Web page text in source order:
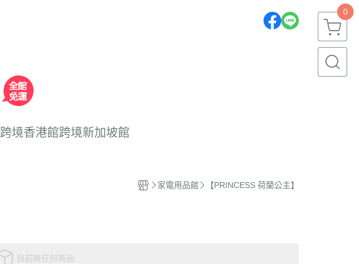
0
跨境香港館跨境新加坡館
家電用品館 【PRINCESS 荷蘭公主】
目前無任何商品